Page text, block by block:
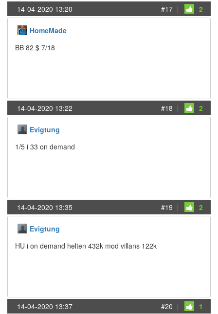
14-04-2020 13:20 #17 | 2
HomeMade
BB 82 $ 7/18
14-04-2020 13:22 #18 | 2
Evigtung
1/5 i 33 on demand
14-04-2020 13:35 #19 | 2
Evigtung
HU i on demand helten 432k mod villans 122k
14-04-2020 13:37 #20 | 1